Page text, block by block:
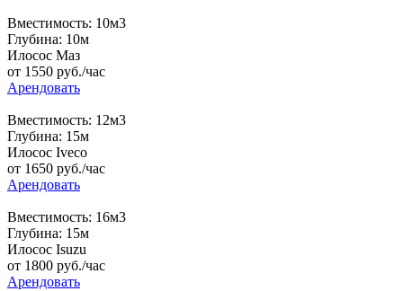
Вместимость: 10м3
Глубина: 10м
Илосос Маз
от 1550 руб./час
Арендовать
Вместимость: 12м3
Глубина: 15м
Илосос Iveco
от 1650 руб./час
Арендовать
Вместимость: 16м3
Глубина: 15м
Илосос Isuzu
от 1800 руб./час
Арендовать